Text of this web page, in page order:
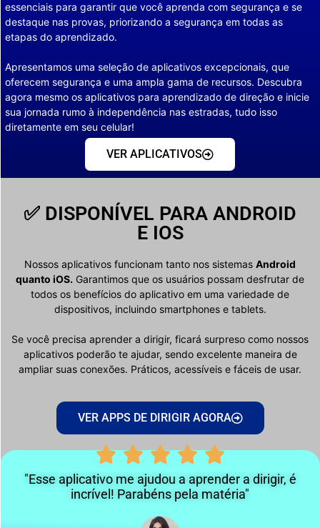
essenciais para garantir que você aprenda com segurança e se
destaque nas provas, priorizando a segurança em todas as
etapas do aprendizado.
Apresentamos uma seleção de aplicativos excepcionais, que
oferecem segurança e uma ampla gama de recursos. Descubra
agora mesmo os aplicativos para aprendizado de direção e inicie
sua jornada rumo à independência nas estradas, tudo isso
diretamente em seu celular!
VER APLICATIVOS
✅ DISPONÍVEL PARA ANDROID
E IOS
Nossos aplicativos funcionam tanto nos sistemas Android
quanto iOS. Garantimos que os usuários possam desfrutar de
todos os benefícios do aplicativo em uma variedade de
dispositivos, incluindo smartphones e tablets.
Se você precisa aprender a dirigir, ficará surpreso como nossos
aplicativos poderão te ajudar, sendo excelente maneira de
ampliar suas conexões. Práticos, acessíveis e fáceis de usar.
VER APPS DE DIRIGIR AGORA
"Esse aplicativo me ajudou a aprender a dirigir, é
incrível! Parabéns pela matéria"